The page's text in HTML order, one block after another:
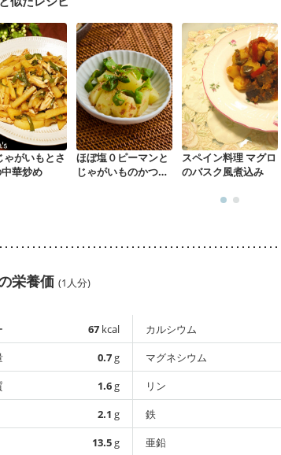
ク）
骨折
ゃがいもとさ
華炒め
ほぼ塩０ピーマンと
じゃがいものかつお
スペイン料理 マグロ
のバスク風煮込み
栄養価 (1人分)
67 kcal
0.7g
1.6g
2.1 g
13.5g
カルシウム
マグネシウム
リン
鉄
亜鉛